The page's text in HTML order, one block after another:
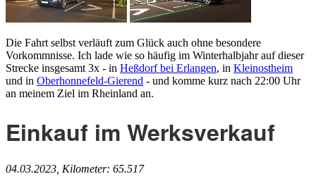
Die Fahrt selbst verläuft zum Glück auch ohne besondere
Vorkommnisse. Ich lade wie so häufig im Winterhalbjahr auf dieser
Strecke insgesamt 3x - in Heßdorf bei Erlangen, in Kleinostheim
und in Oberhonnefeld-Gierend - und komme kurz nach 22:00 Uhr
an meinem Ziel im Rheinland an.
Einkauf im Werksverkauf
04.03.2023, Kilometer: 65.517